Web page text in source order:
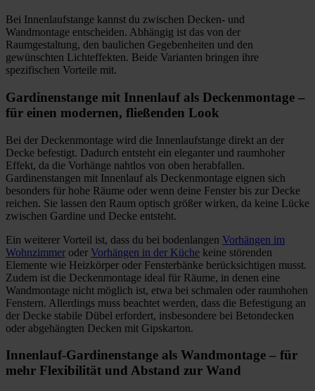
Bei Innenlaufstange kannst du zwischen Decken- und
Wandmontage entscheiden. Abhängig ist das von der
Raumgestaltung, den baulichen Gegebenheiten und den
gewünschten Lichteffekten. Beide Varianten bringen ihre
spezifischen Vorteile mit.
Gardinenstange mit Innenlauf als Deckenmontage –
für einen modernen, fließenden Look
Bei der Deckenmontage wird die Innenlaufstange direkt an der
Decke befestigt. Dadurch entsteht ein eleganter und raumhoher
Effekt, da die Vorhänge nahtlos von oben herabfallen.
Gardinenstangen mit Innenlauf als Deckenmontage eignen sich
besonders für hohe Räume oder wenn deine Fenster bis zur Decke
reichen. Sie lassen den Raum optisch größer wirken, da keine Lücke
zwischen Gardine und Decke entsteht.
Ein weiterer Vorteil ist, dass du bei bodenlangen Vorhängen im
Wohnzimmer oder Vorhängen in der Küche keine störenden
Elemente wie Heizkörper oder Fensterbänke berücksichtigen musst.
Zudem ist die Deckenmontage ideal für Räume, in denen eine
Wandmontage nicht möglich ist, etwa bei schmalen oder raumhohen
Fenstern. Allerdings muss beachtet werden, dass die Befestigung an
der Decke stabile Dübel erfordert, insbesondere bei Betondecken
oder abgehängten Decken mit Gipskarton.
Innenlauf-Gardinenstange als Wandmontage – für
mehr Flexibilität und Abstand zur Wand